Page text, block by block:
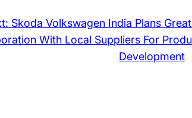
Skoda Volkswagen India Plans
With Local Suppliers For
Development